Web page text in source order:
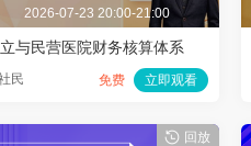
2026-07-23 20:00-21:00
与民营医院财务核算体系
民 免费 立即观看
回放